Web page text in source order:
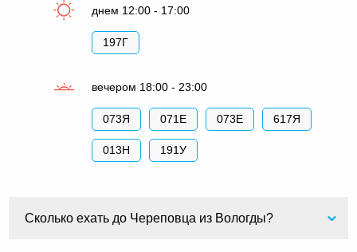
днем 12:00 - 17:00
197Г
вечером 18:00 - 23:00
073Я 071Е 073Е 617Я
013Н 191У
Сколько ехать до Череповца из Вологды?